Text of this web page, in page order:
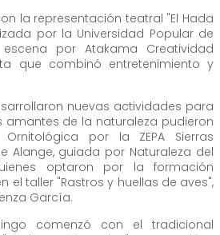
la representación teatral "El Hada
por la Universidad Popular de
por Atakama Creatividad
que combinó entretenimiento y
nuevas actividades para
amantes de la naturaleza pudieron
por la ZEPA Sierras
Alange, guiada por Naturaleza del
optaron por la formación
el taller "Rastros y huellas de aves",
García.
comenzó con el tradicional